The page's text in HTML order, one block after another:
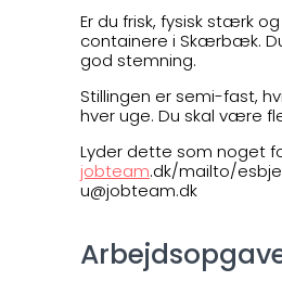
Er du frisk, fysisk stærk
containere i Skærbæk.
god stemning.
Stillingen er semi-fast,
hver uge. Du skal være
Lyder dette som noget
jobteam.dk/mailto/
u@jobteam.dk